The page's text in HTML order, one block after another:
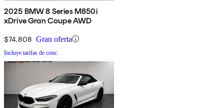
2025 BMW 8 Series M850i
xDrive Gran Coupe AWD
$74,808 Gran oferta
Incluye tarifas de conc.